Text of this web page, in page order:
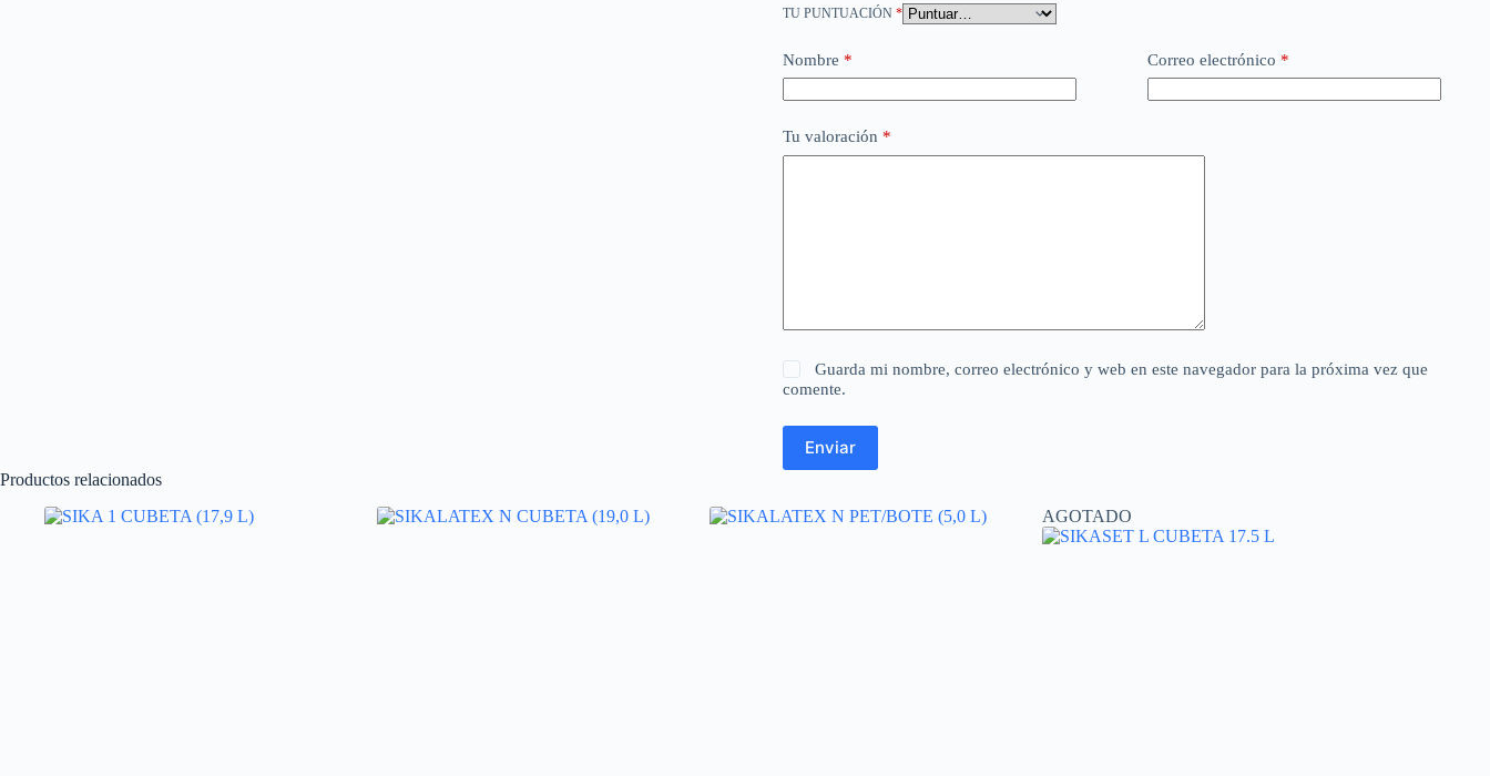
TU PUNTUACIÓN *
Nombre * Correo electrónico *
Tu valoración *
Guarda mi nombre, correo electrónico y web en este navegador para la próxima vez que
comente.
Enviar
Productos relacionados
AGOTADO